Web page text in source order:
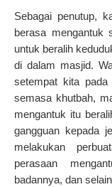
Sebagai penutup,
berasa mengantuk
untuk beralih
di dalam masjid.
setempat kita
semasa khutbah,
mengantuk itu
gangguan kepada
melakukan
perasaan
badannya, dan